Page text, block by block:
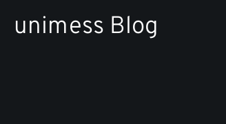
Inhaltunimess Blog